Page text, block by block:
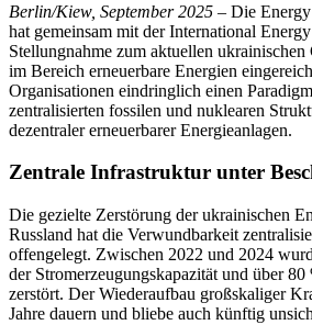
Berlin/Kiew, September 2025 – Die
hat gemeinsam mit der International
Stellungnahme zum aktuellen ukrainischen
im Bereich erneuerbare Energien
Organisationen eindringlich einen
zentralisierten fossilen und nuklearen
dezentraler erneuerbarer Energieanlagen.
Zentrale Infrastruktur unter
Die gezielte Zerstörung der ukrainischen
Russland hat die Verwundbarkeit
offengelegt. Zwischen 2022 und 2024
der Stromerzeugungskapazität und über
zerstört. Der Wiederaufbau großskaliger
Jahre dauern und bliebe auch künftig